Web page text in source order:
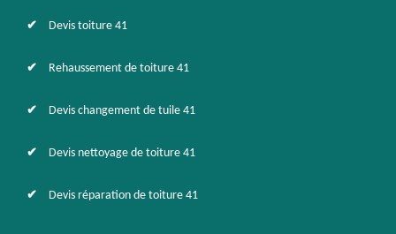
Devis toiture 41
Rehaussement de toiture 41
Devis changement de tuile 41
Devis nettoyage de toiture 41
Devis réparation de toiture 41